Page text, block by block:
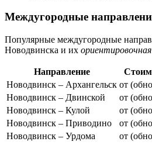
Междугородные
Популярные междугородные
Новодвинска и их ориентировочная
Направление
Новодвинск – Архангельск от
Новодвинск – Двинской
от
Новодвинск – Кулой
от
Новодвинск – Приводино
от
Новодвинск – Урдома
от